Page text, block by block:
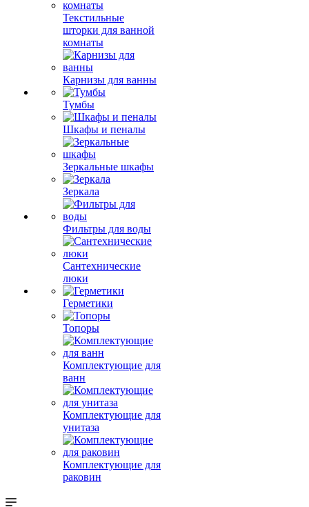
Текстильные
шторки для ванной
комнаты
Карнизы для ванны
Тумбы
Шкафы и пеналы
Зеркальные шкафы
Зеркала
Фильтры для воды
Сантехнические
люки
Герметики
Топоры
Комплектующие для
ванн
Комплектующие для
унитаза
Комплектующие для
раковин